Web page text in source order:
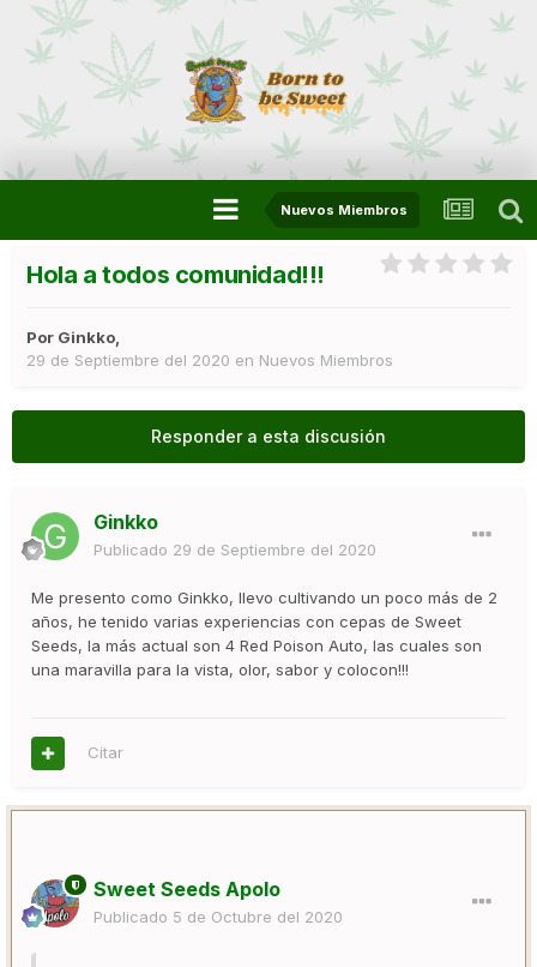
Nuevos Miembros
Hola a todos comunidad!!!
Por Ginkko,
29 de Septiembre del 2020 en Nuevos Miembros
Responder a esta discusión
Ginkko
Publicado 29 de Septiembre del 2020
Me presento como Ginkko, llevo cultivando un poco más de 2
años, he tenido varias experiencias con cepas de Sweet
Seeds, la más actual son 4 Red Poison Auto, las cuales son
una maravilla para la vista, olor, sabor y colocon!!!
Citar
Sweet Seeds Apolo
Publicado 5 de Octubre del 2020